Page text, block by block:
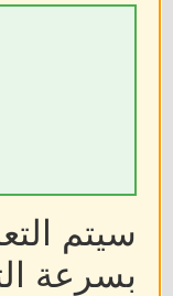
سيتم
بسرعة